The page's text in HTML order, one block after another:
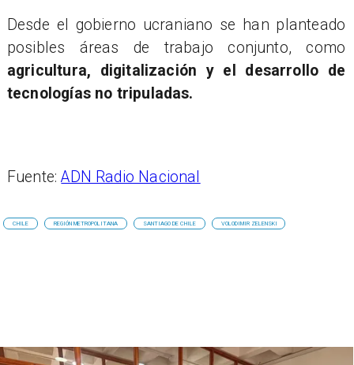
Desde el gobierno ucraniano se han planteado
posibles áreas de trabajo conjunto, como
agricultura, digitalización y el desarrollo de
tecnologías no tripuladas.
Fuente:ADN Radio Nacional
CHILE REGIÓN METROPOLITANA SANTIAGO DE CHILE VOLODIMIR ZELENSKI